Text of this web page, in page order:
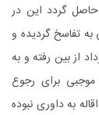
حاصل گردد این در
تفاسخ گردیده و
از بین رفته و به
برای رجوع
به داوری نبوده